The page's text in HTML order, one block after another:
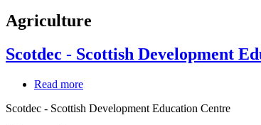
Agriculture
Scotdec - Scottish Development
Read more
-
Scotdec - Scottish Development Education Centre